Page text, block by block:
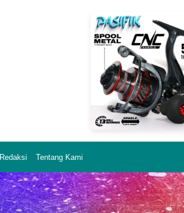
Redaksi Tentang Kami